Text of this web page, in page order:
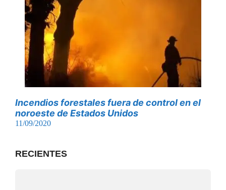
Incendios forestales fuera de control en el
noroeste de Estados Unidos
11/09/2020
RECIENTES